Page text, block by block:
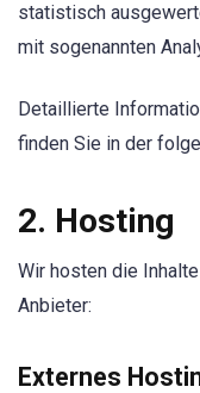
statistisch
mit sogenannten
Detaillierte
finden Sie in der
2. Hosting
Wir hosten die
Anbieter:
Externes